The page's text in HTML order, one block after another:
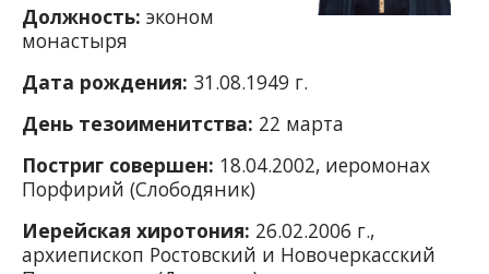
Должность: эконом
монастыря
Дата рождения: 31.08.1949 г.
День тезоименитства: 22 марта
Постриг совершен: 18.04.2002, иеромонах
Порфирий (Слободяник)
Иерейская хиротония: 26.02.2006 г.,
архиепископ Ростовский и Новочеркасский